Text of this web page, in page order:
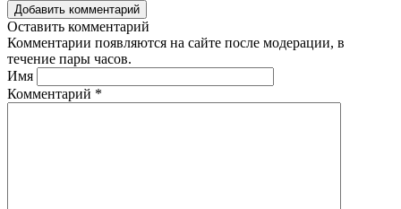
Добавить комментарий
Оставить комментарий
Комментарии появляются на сайте после модерации, в
течение пары часов.
Имя
Комментарий *